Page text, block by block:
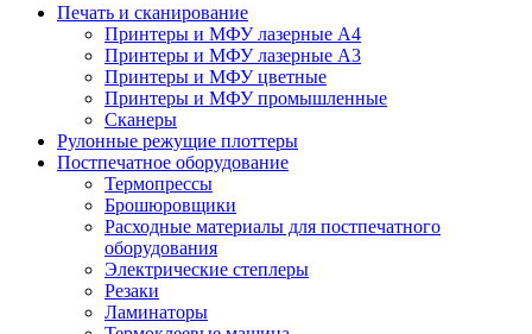
Печать и сканирование
Принтеры и МФУ лазерные А4
Принтеры и МФУ лазерные А3
Принтеры и МФУ цветные
Принтеры и МФУ промышленные
Сканеры
Рулонные режущие плоттеры
Постпечатное оборудование
Термопрессы
Брошюровщики
Расходные материалы для постпечатного
оборудования
Электрические степлеры
Резаки
Ламинаторы